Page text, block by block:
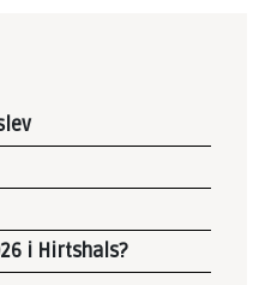
i Hirtshals?